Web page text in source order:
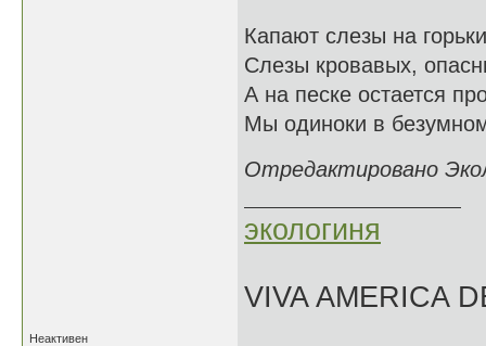
Капают слезы на
Слезы кровавых,
А на песке остается
Мы одиноки в
Отредактировано
экологиня
VIVA AMERICA
Неактивен